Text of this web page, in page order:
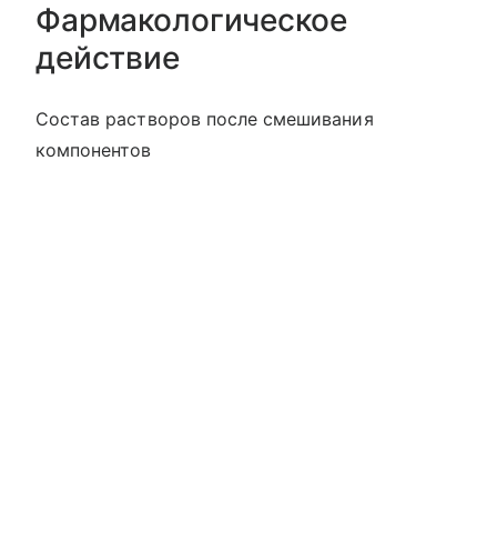
Фармакологическое
действие
Состав растворов после смешивания
компонентов